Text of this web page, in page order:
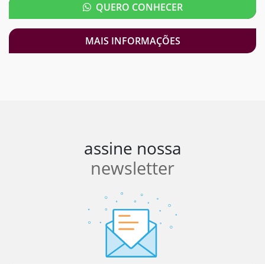
QUERO CONHECER
MAIS INFORMAÇÕES
assine nossa
newsletter